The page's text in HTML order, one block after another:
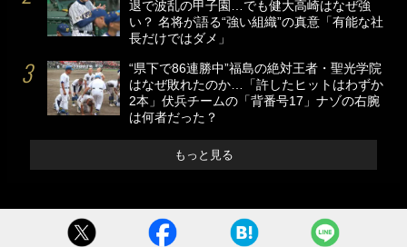
退で波乱の甲子園…でも健大高崎はなぜ強
い？ 名将が語る“強い組織”の真意「有能な社
長だけではダメ」
“県下で86連勝中”福島の絶対王者・聖光学院
はなぜ敗れたのか…「許したヒットはわずか
2本」伏兵チームの「背番号17」ナゾの右腕
は何者だった？
もっと見る